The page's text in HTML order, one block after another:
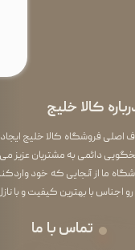
کالا خلیج
اصلی فروشگاه کالا خلیج
دائمی به مشتریان عزیز
رو اجناس با بهترین کیفیت و با
تماس با ما